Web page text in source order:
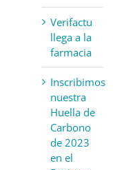
Verifactu
llega a la
farmacia
Inscribimos
nuestra
Huella de
Carbono
de 2023
en el